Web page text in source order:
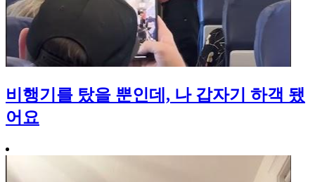
비행기를 탔을 뿐인데, 나 갑자기 하객 됐
어요